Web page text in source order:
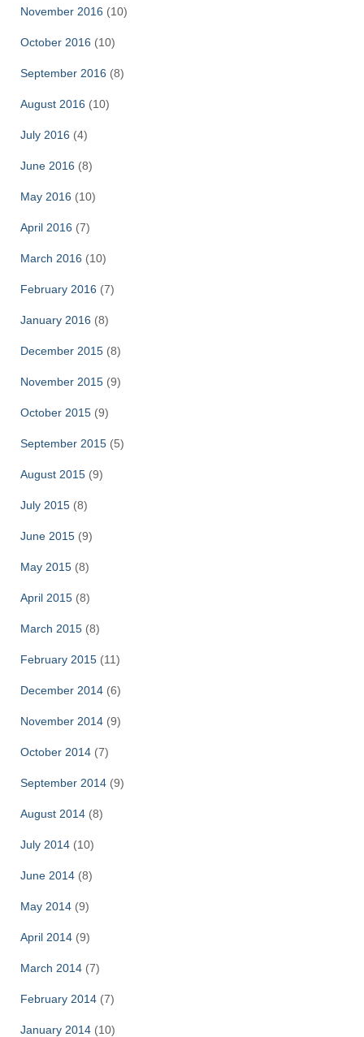
November 2016 (10)
October 2016 (10)
September 2016 (8)
August 2016 (10)
July 2016 (4)
June 2016 (8)
May 2016 (10)
April 2016 (7)
March 2016 (10)
February 2016 (7)
January 2016 (8)
December 2015 (8)
November 2015 (9)
October 2015 (9)
September 2015 (5)
August 2015 (9)
July 2015 (8)
June 2015 (9)
May 2015 (8)
April 2015 (8)
March 2015 (8)
February 2015 (11)
December 2014 (6)
November 2014 (9)
October 2014 (7)
September 2014 (9)
August 2014 (8)
July 2014 (10)
June 2014 (8)
May 2014 (9)
April 2014 (9)
March 2014 (7)
February 2014 (7)
January 2014 (10)